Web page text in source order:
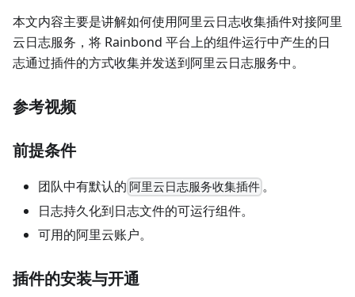
本文内容主要是讲解如何使用阿里云日志收集插件对接阿里
云日志服务，将 Rainbond 平台上的组件运行中产生的日
志通过插件的方式收集并发送到阿里云日志服务中。
参考视频
前提条件
团队中有默认的 阿里云日志服务收集插件 。
日志持久化到日志文件的可运行组件。
可用的阿里云账户。
插件的安装与开通